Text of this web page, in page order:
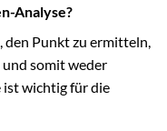
Analyse?
den Punkt zu ermitteln,
und somit weder
ist wichtig für die